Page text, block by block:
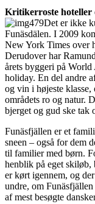
Kritikerroste hoteller
Det er ikke
Funäsdälen. I 2009
New York Times over
Derudover har
årets byggeri på
holiday. En del andre
og vin i højeste
områdets ro og natur.
bjerget og gud ske tak
Funäsfjällen er et
sneen – også for dem
til familier med børn.
henblik på eget skiløb,
er kørt igennem, og
undre, om
af mest besøgte